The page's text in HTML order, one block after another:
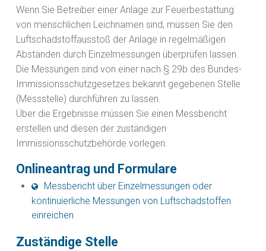
Wenn Sie Betreiber einer Anlage zur Feuerbestattung
von menschlichen Leichnamen sind, müssen Sie den
Luftschadstoffausstoß der Anlage in regelmäßigen
Abständen durch Einzelmessungen überprüfen lassen.
Die Messungen sind von einer nach § 29b des Bundes-
Immissionsschutzgesetzes bekannt gegebenen Stelle
(Messstelle) durchführen zu lassen.
Über die Ergebnisse müssen Sie einen Messbericht
erstellen und diesen der zuständigen
Immissionsschutzbehörde vorlegen.
Onlineantrag und Formulare
Messbericht über Einzelmessungen oder
kontinuierliche Messungen von Luftschadstoffen
einreichen
Zuständige Stelle